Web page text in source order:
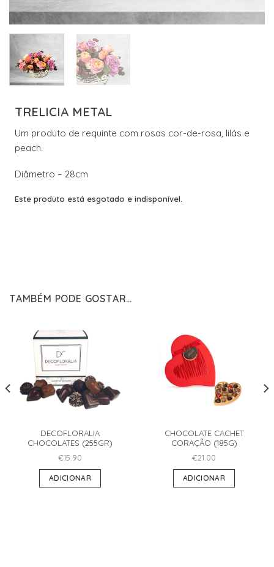
TRELICIA METAL
Um produto de requinte com rosas cor-de-rosa, lilás e
peach.
Diâmetro – 28cm
Este produto está esgotado e indisponível.
TAMBÉM PODE GOSTAR…
DECOFLORALIA
CHOCOLATES (255GR)
€15.90
ADICIONAR
CHOCOLATE CACHET
CORAÇÃO (185G)
€21.00
ADICIONAR